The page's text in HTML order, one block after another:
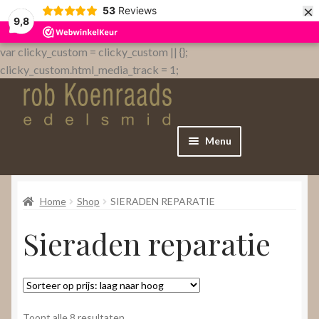
9,8
53 Reviews ×
var clicky_custom = clicky_custom || {};
clicky_custom.html_media_track = 1;
Menu
Home
Over
Contact
Home Shop SIERADEN REPARATIE
Sieraden reparatie